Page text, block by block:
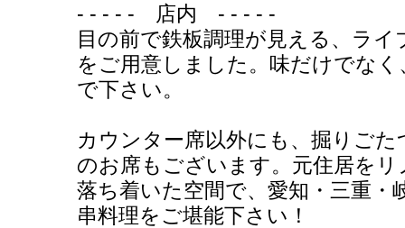
- - - - - 店内 - - - - -
目の前で鉄板調理が見える、ラ
をご用意しました。味だけでな
で下さい。
カウンター席以外にも、掘りご
のお席もございます。元住居を
落ち着いた空間で、愛知・三重・
串料理をご堪能下さい！